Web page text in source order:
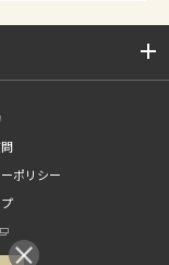
ポリシー